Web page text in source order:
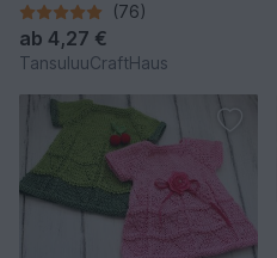
(76)
ab 4,27 €
TansuluuCraftHaus